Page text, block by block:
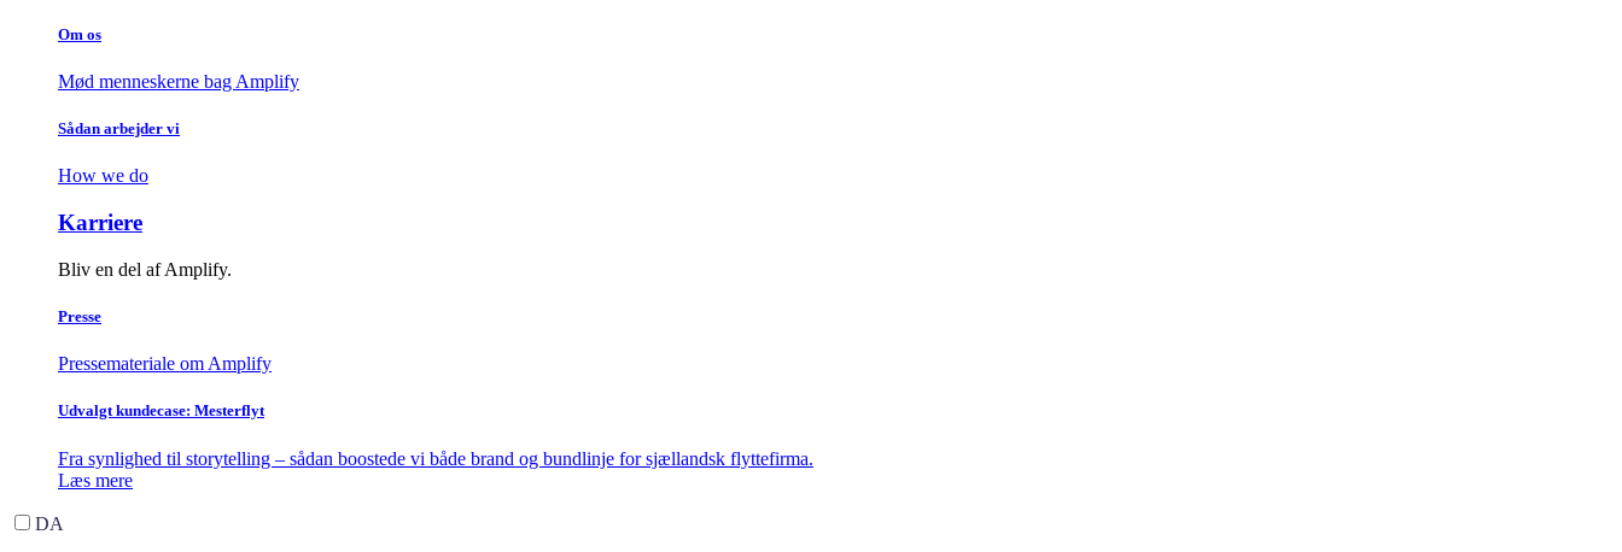
Om os
Mød menneskerne bag Amplify
Sådan arbejder vi
How we do
Karriere
Bliv en del af Amplify.
Presse
Pressemateriale om Amplify
Udvalgt kundecase: Mesterflyt
Fra synlighed til storytelling – sådan boostede vi både brand og bundlinje for sjællandsk flyttefirma.
Læs mere
DA